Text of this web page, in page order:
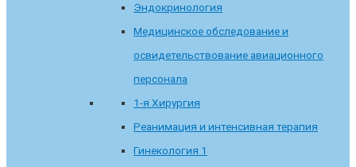
Эндокринология
Медицинское обследование и
освидетельствование авиационного
персонала
1-я Хирургия
Реанимация и интенсивная терапия
Гинекология 1